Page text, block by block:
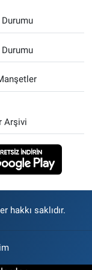
Durumu
Arşivi
hakkı saklıdır.